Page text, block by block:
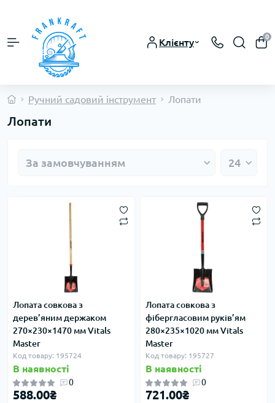
Клієнту
0
Ручний садовий інструмент Лопати
Лопати
Лопата совкова з
дерев’яним держаком
270×230×1470 мм Vitals
Master
Код товару: 195724
В наявності
0
588.00₴
Лопата совкова з
фібергласовим руків’ям
280×235×1020 мм Vitals
Master
Код товару: 195727
В наявності
0
721.00₴